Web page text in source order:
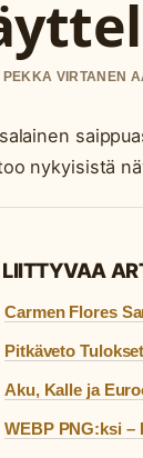
VIRTANEN
nykyisistä
Carmen Flores
Pitkäveto
Aku, Kalle ja
WEBP PNG:ksi –